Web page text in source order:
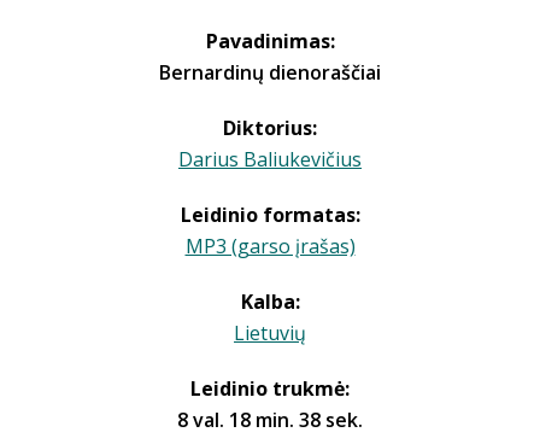
Pavadinimas:
Bernardinų dienoraščiai
Diktorius:
Darius Baliukevičius
Leidinio formatas:
MP3 (garso įrašas)
Kalba:
Lietuvių
Leidinio trukmė:
8 val. 18 min. 38 sek.